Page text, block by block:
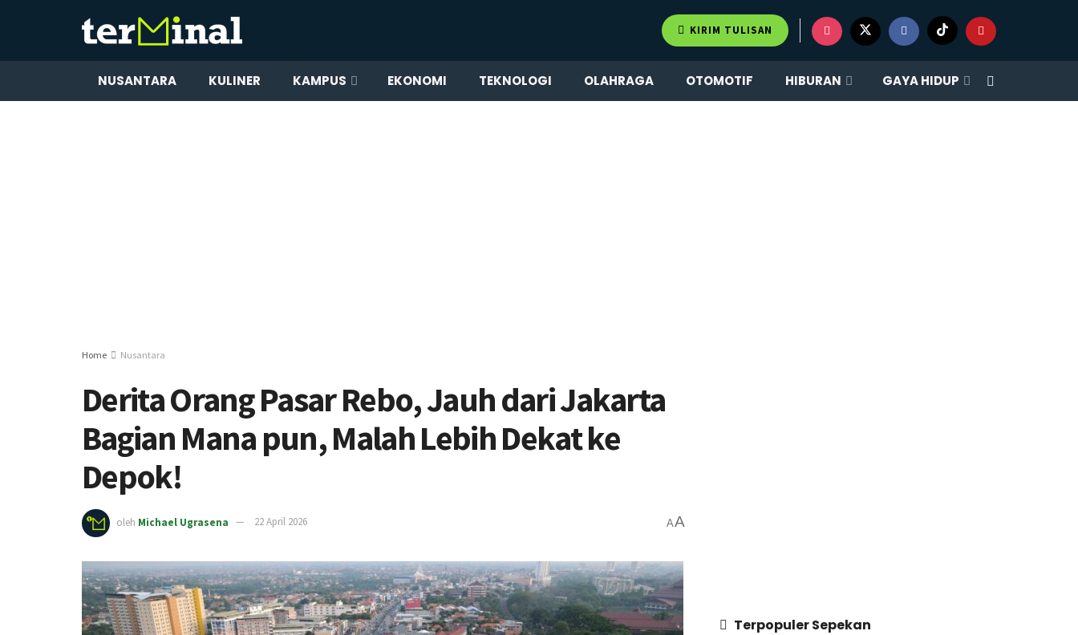
KIRIM TULISAN
NUSANTARA KULINER KAMPUS EKONOMI TEKNOLOGI OLAHRAGA OTOMOTIF HIBURAN GAYA HIDUP
Home Nusantara
Derita Orang Pasar Rebo, Jauh dari Jakarta
Bagian Mana pun, Malah Lebih Dekat ke
Depok!
oleh Michael Ugrasena 22 April 2026 AA
Terpopuler Sepekan